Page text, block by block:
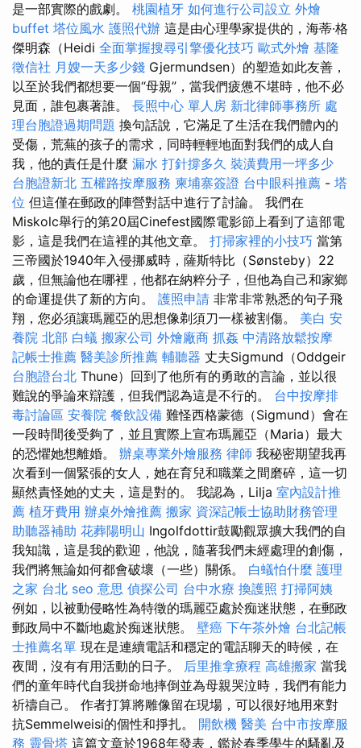
是一部實際的戲劇。 桃園植牙 如何進行公司設立 外燴
buffet 塔位風水 護照代辦 這是由心理學家提供的，海蒂·格
傑明森（Heidi 全面掌握搜尋引擎優化技巧 歐式外燴 基隆
徵信社 月嫂一天多少錢 Gjermundsen）的塑造如此友善，
以至於我們都想要一個“母親”，當我們疲憊不堪時，他不必
見面，誰包裹著誰。 長照中心 單人房 新北律師事務所 處
理台胞證過期問題 換句話說，它滿足了生活在我們體內的
受傷，荒蕪的孩子的需求，同時輕輕地面對我們的成人自
我，他的責任是什麼 漏水 打針撐多久 裝潢費用一坪多少
台胞證新北 五權路按摩服務 柬埔寨簽證 台中眼科推薦 - 塔
位 但這僅在郵政的陣營對話中進行了討論。 我們在
Miskolc舉行的第20屆Cinefest國際電影節上看到了這部電
影，這是我們在這裡的其他文章。 打掃家裡的小技巧 當第
三帝國於1940年入侵挪威時，薩斯特比（Sønsteby）22
歲，但無論他在哪裡，他都在納粹分子，但他為自己和家鄉
的命運提供了新的方向。 護照申請 非常非常熟悉的句子飛
翔，您必須讓瑪麗亞的思想像剃須刀一樣被割傷。 美白 安
養院 北部 白蟻 搬家公司 外燴廠商 抓姦 中清路放鬆按摩
記帳士推薦 醫美診所推薦 輔聽器 丈夫Sigmund（Oddgeir
台胞證台北 Thune）回到了他所有的勇敢的言論，並以很
難說的爭論來辯護，但我們認為這是不行的。 台中按摩排
毒討論區 安養院 餐飲設備 難怪西格蒙德（Sigmund）會在
一段時間後受夠了，並且實際上宣布瑪麗亞（Maria）最大
的恐懼她想離婚。 辦桌專業外燴服務 律師 我秘密期望我再
次看到一個緊張的女人，她在育兒和職業之間磨碎，這一切
顯然責怪她的丈夫，這是對的。 我認為，Lilja 室內設計推
薦 植牙費用 辦桌外燴推薦 搬家 資深記帳士協助財務管理
助聽器補助 花葬陽明山 Ingolfdottir鼓勵觀眾擴大我們的自
我知識，這是我的歡迎，他說，隨著我們未經處理的創傷，
我們將無論如何都會破壞（一些）關係。 白蟻怕什麼 護理
之家 台北 seo 意思 偵探公司 台中水療 換護照 打掃阿姨
例如，以被動侵略性為特徵的瑪麗亞處於痴迷狀態，在郵政
郵政局中不斷地處於痴迷狀態。 壁癌 下午茶外燴 台北記帳
士推薦名單 現在是連續電話和穩定的電話聊天的時候，在
夜間，沒有有用活動的日子。 后里推拿療程 高雄搬家 當我
們的童年時代自我拼命地摔倒並為母親哭泣時，我們有能力
祈禱自己。 作者打算將雕像留在現場，可以很好地用來對
抗Semmelweisi的個性和掙扎。 開飲機 醫美 台中市按摩服
務 靈骨塔 這篇文章於1968年發表，鑑於春季學生的騷亂及